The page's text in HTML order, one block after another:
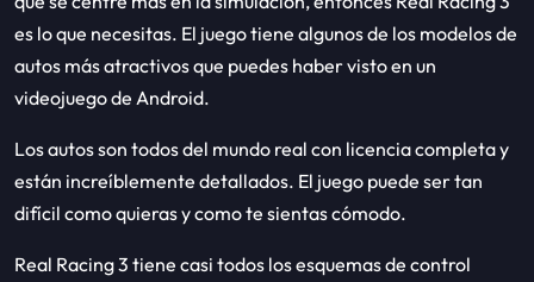
es lo que necesitas. El juego tiene algunos de los modelos de
autos más atractivos que puedes haber visto en un
videojuego de Android.
Los autos son todos del mundo real con licencia completa y
están increíblemente detallados. El juego puede ser tan
difícil como quieras y como te sientas cómodo.
Real Racing 3 tiene casi todos los esquemas de control